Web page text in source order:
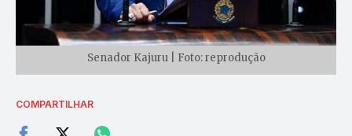
Senador Kajuru | Foto: reprodução
COMPARTILHAR